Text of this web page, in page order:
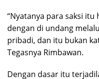
“Nyatanya para saksi
dengan di undang
pribadi, dan itu bukan
Tegasnya Rimbawan.
Dengan dasar itu